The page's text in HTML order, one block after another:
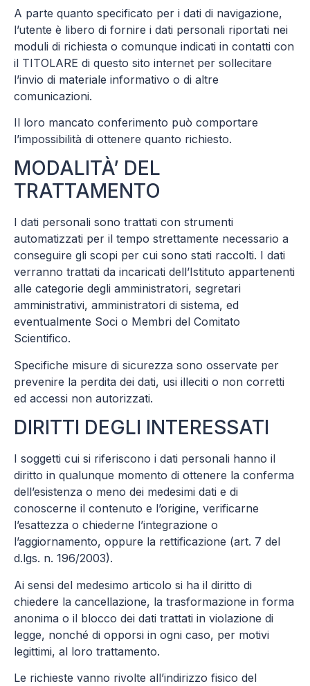
A parte quanto specificato per i dati di navigazione,
l’utente è libero di fornire i dati personali riportati nei
moduli di richiesta o comunque indicati in contatti con
il TITOLARE di questo sito internet per sollecitare
l’invio di materiale informativo o di altre
comunicazioni.
Il loro mancato conferimento può comportare
l’impossibilità di ottenere quanto richiesto.
MODALITÀ’ DEL
TRATTAMENTO
I dati personali sono trattati con strumenti
automatizzati per il tempo strettamente necessario a
conseguire gli scopi per cui sono stati raccolti. I dati
verranno trattati da incaricati dell’Istituto appartenenti
alle categorie degli amministratori, segretari
amministrativi, amministratori di sistema, ed
eventualmente Soci o Membri del Comitato
Scientifico.
Specifiche misure di sicurezza sono osservate per
prevenire la perdita dei dati, usi illeciti o non corretti
ed accessi non autorizzati.
DIRITTI DEGLI INTERESSATI
I soggetti cui si riferiscono i dati personali hanno il
diritto in qualunque momento di ottenere la conferma
dell’esistenza o meno dei medesimi dati e di
conoscerne il contenuto e l’origine, verificarne
l’esattezza o chiederne l’integrazione o
l’aggiornamento, oppure la rettificazione (art. 7 del
d.lgs. n. 196/2003).
Ai sensi del medesimo articolo si ha il diritto di
chiedere la cancellazione, la trasformazione in forma
anonima o il blocco dei dati trattati in violazione di
legge, nonché di opporsi in ogni caso, per motivi
legittimi, al loro trattamento.
Le richieste vanno rivolte all’indirizzo fisico del